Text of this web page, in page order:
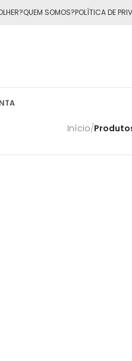
compras acima de R$50,00
QUEM SOMOS?POLÍTICA DE
Início/